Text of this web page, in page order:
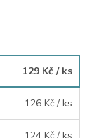
129 Kč / ks
126 Kč / ks
124 Kč / ks